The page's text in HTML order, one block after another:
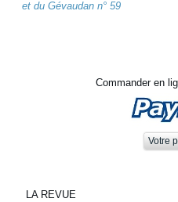
et du Gévaudan n° 59
Commander en
LA REVUE